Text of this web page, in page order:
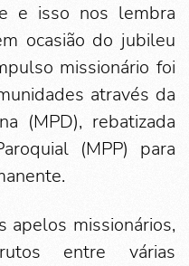
e isso nos lembra
ocasião do jubileu
missionário foi
através da
(MPD), rebatizada
(MPP) para
apelos missionários,
entre várias